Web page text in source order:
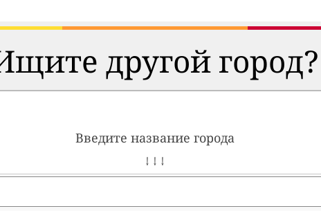
другой город?
Введите название города
↓ ↓ ↓